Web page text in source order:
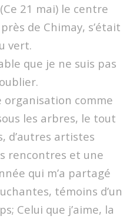
21 mai) le centre
de Chimay, s’était
vert.
que je ne suis pas
organisation comme
les arbres, le tout
d’autres artistes
rencontres et une
qui m’a partagé
témoins d’un
Celui que j’aime, la